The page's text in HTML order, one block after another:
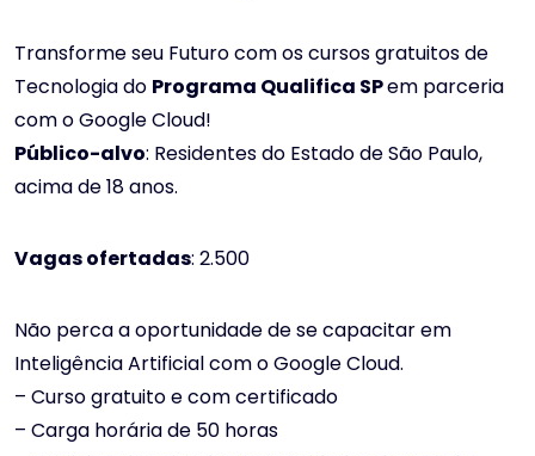
Transforme seu Futuro com os cursos gratuitos de
Tecnologia do Programa Qualifica SPem parceria
com o Google Cloud!
Público-alvo: Residentes do Estado de São Paulo,
acima de 18 anos.
Vagas ofertadas: 2.500
Não perca a oportunidade de se capacitar em
Inteligência Artificial com o Google Cloud.
– Curso gratuito e com certificado
– Carga horária de 50 horas